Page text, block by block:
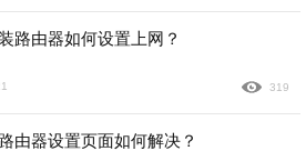
路由器如何设置上网？
319
由器设置页面如何解决？